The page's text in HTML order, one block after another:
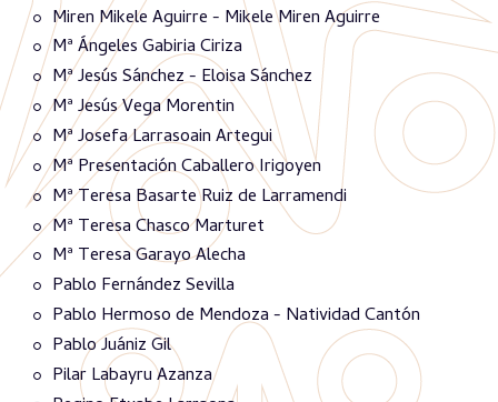
Miren Mikele Aguirre - Mikele Miren Aguirre
Mª Ángeles Gabiria Ciriza
Mª Jesús Sánchez - Eloisa Sánchez
Mª Jesús Vega Morentin
Mª Josefa Larrasoain Artegui
Mª Presentación Caballero Irigoyen
Mª Teresa Basarte Ruiz de Larramendi
Mª Teresa Chasco Marturet
Mª Teresa Garayo Alecha
Pablo Fernández Sevilla
Pablo Hermoso de Mendoza - Natividad Cantón
Pablo Juániz Gil
Pilar Labayru Azanza